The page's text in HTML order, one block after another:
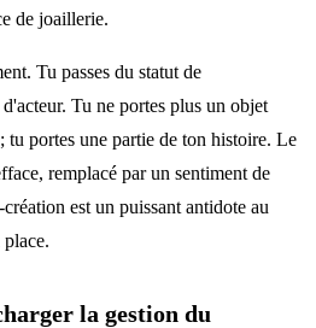
de joaillerie.
Tu passes du statut de
Tu ne portes plus un objet
tu portes une partie de ton histoire. Le
remplacé par un sentiment de
est un puissant antidote au
place.
la gestion du